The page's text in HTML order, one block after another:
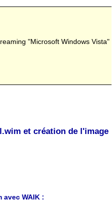
"Microsoft Windows Vista"
et création de l'image
WAIK :